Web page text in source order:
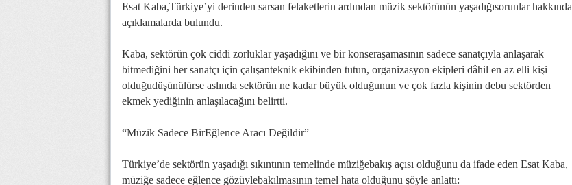
Esat Kaba,Türkiye’yi derinden sarsan felaketlerin ardından müzik sektörünün yaşadığısorunlar hakkında
açıklamalarda bulundu.
Kaba, sektörün çok ciddi zorluklar yaşadığını ve bir konseraşamasının sadece sanatçıyla anlaşarak
bitmediğini her sanatçı için çalışanteknik ekibinden tutun, organizasyon ekipleri dâhil en az elli kişi
olduğudüşünülürse aslında sektörün ne kadar büyük olduğunun ve çok fazla kişinin debu sektörden
ekmek yediğinin anlaşılacağını belirtti.
“Müzik Sadece BirEğlence Aracı Değildir”
Türkiye’de sektörün yaşadığı sıkıntının temelinde müziğebakış açısı olduğunu da ifade eden Esat Kaba,
müziğe sadece eğlence gözüylebakılmasının temel hata olduğunu şöyle anlattı: